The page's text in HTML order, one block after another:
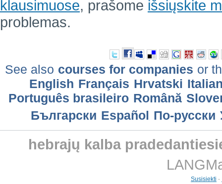
klausimuose, prašome išsiųskite
problemas.
See also courses for companies or
English Français Hrvatski
Português brasileiro Română
Български Еspañol По-русски
hebrajų kalba
Susisiekti -